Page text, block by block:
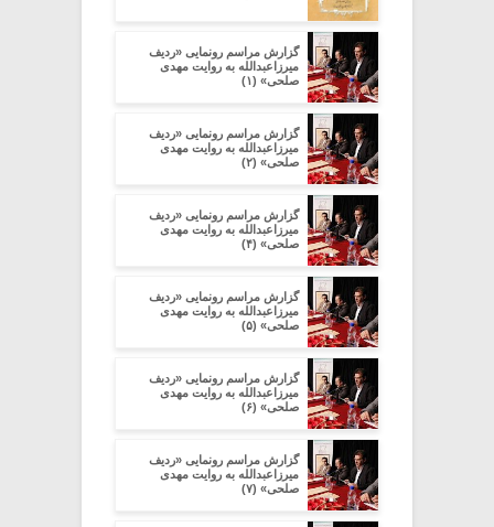
گزارش مراسم رونمایی «ردیف
میرزاعبدالله به روایت مهدی
صلحی» (۱)
گزارش مراسم رونمایی «ردیف
میرزاعبدالله به روایت مهدی
صلحی» (۲)
گزارش مراسم رونمایی «ردیف
میرزاعبدالله به روایت مهدی
صلحی» (۴)
گزارش مراسم رونمایی «ردیف
میرزاعبدالله به روایت مهدی
صلحی» (۵)
گزارش مراسم رونمایی «ردیف
میرزاعبدالله به روایت مهدی
صلحی» (۶)
گزارش مراسم رونمایی «ردیف
میرزاعبدالله به روایت مهدی
صلحی» (۷)